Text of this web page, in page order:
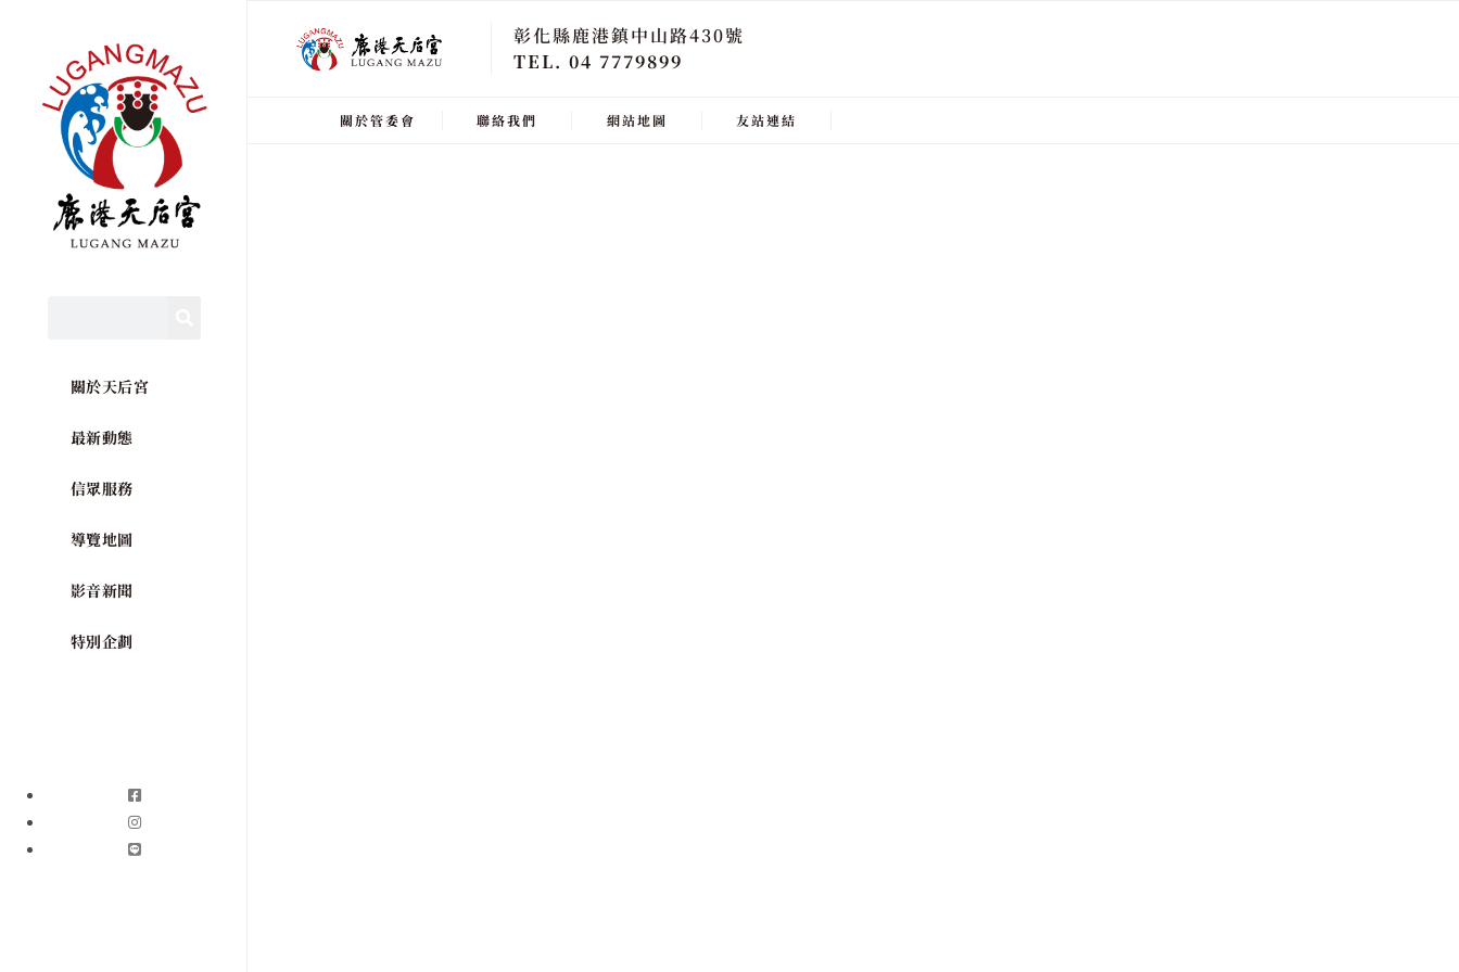
關於天后宮
最新動態
信眾服務
導覽地圖
影音新聞
特別企劃
彰化縣鹿港鎮中山路430號
TEL. 04 7779899
關於管委會 聯絡我們 網站地圖 友站連結